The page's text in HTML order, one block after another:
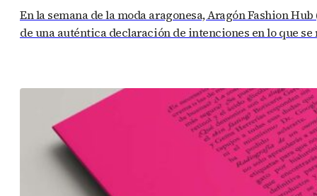
En la semana de la moda aragonesa, Aragón Fashion
de una auténtica declaración de intenciones en lo que